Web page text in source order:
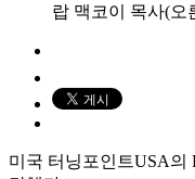
랍 맥코이 목사(오
미국 터닝포인트USA의